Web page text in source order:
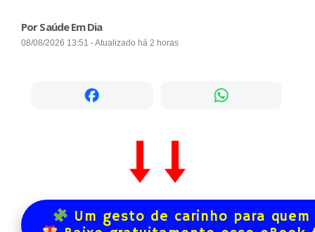
Por Saúde Em Dia
08/08/2026 13:51 - Atualizado há 2 horas
Um gesto de carinho para